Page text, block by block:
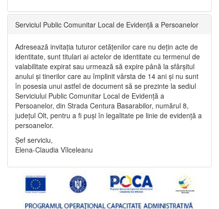
Serviciul Public Comunitar Local de Evidență a Persoanelor
Adresează invitația tuturor cetățenilor care nu dețin acte de
identitate, sunt titulari ai actelor de identitate cu termenul de
valabilitate expirat sau urmează să expire până la sfârșitul
anului și tinerilor care au împlinit vârsta de 14 ani și nu sunt
în posesia unui astfel de document să se prezinte la sediul
Serviciului Public Comunitar Local de Evidență a
Persoanelor, din Strada Centura Basarabilor, numărul 8,
județul Olt, pentru a fi puși în legalitate pe linie de evidență a
persoanelor.
Șef serviciu,
Elena-Claudia Vîlceleanu